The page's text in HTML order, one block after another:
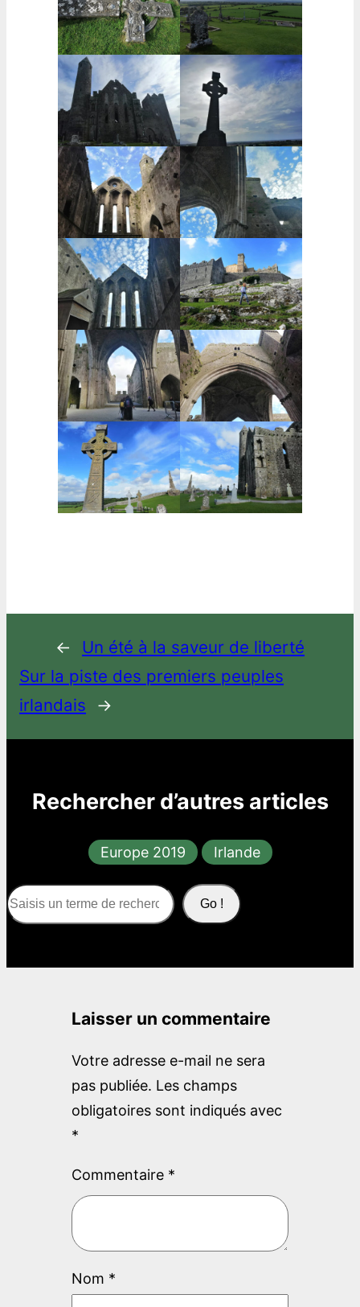
←
Un été à la saveur de liberté
Sur la piste des premiers peuples
irlandais
→
Rechercher d’autres articles
Europe 2019 Irlande
S
e
r
Go !
Laisser un commentaire
Votre adresse e-mail ne sera
pas publiée. Les champs
obligatoires sont indiqués avec
*
Commentaire *
Nom *